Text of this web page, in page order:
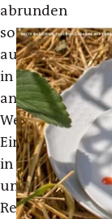
abrunden
sondern
auch
in
anderer
Weise
Einzug
in
unser
Restaurant